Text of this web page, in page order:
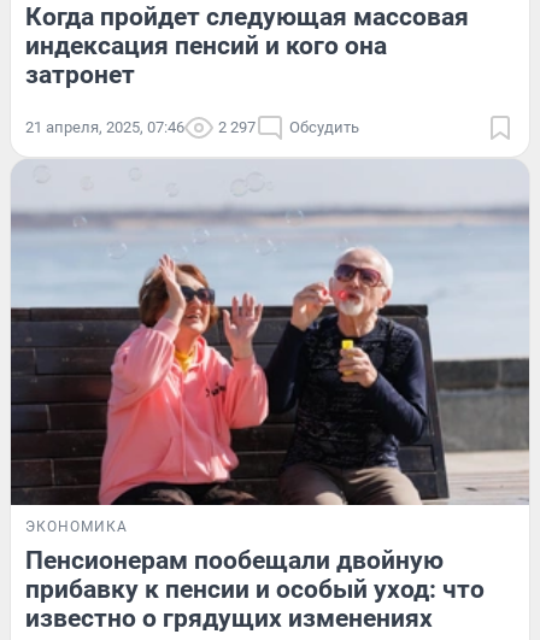
Когда пройдет следующая массовая
индексация пенсий и кого она
затронет
21 апреля, 2025, 07:46 2 297 Обсудить
ЭКОНОМИКА
Пенсионерам пообещали двойную
прибавку к пенсии и особый уход: что
известно о грядущих изменениях